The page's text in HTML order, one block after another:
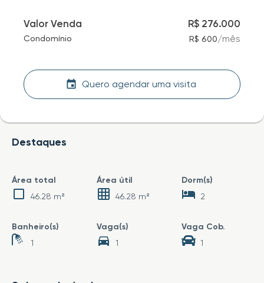
Valor Venda R$ 276.000
Condomínio R$ 600/mês
Quero agendar uma visita
Destaques
Área total
46.28 m²
Área útil
46.28 m²
Dorm(s)
2
Banheiro(s)
1
Vaga(s)
1
Vaga Cob.
1